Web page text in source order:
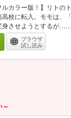
ルカラー版！】リト
校に転入。モモは、
身させようとするが
ブラウザ
試し読み